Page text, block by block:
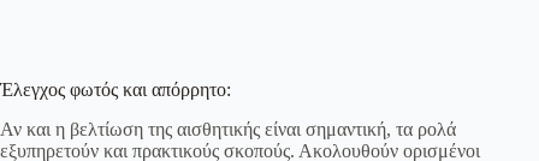
Έλεγχος φωτός και απόρρητο:
Αν και η βελτίωση της αισθητικής είναι σημαντική, τα ρολά
εξυπηρετούν και πρακτικούς σκοπούς. Ακολουθούν ορισμένοι